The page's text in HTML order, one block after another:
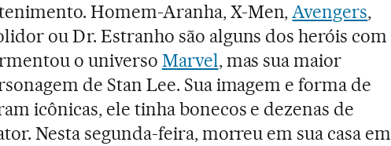
Homem-Aranha, X-Men,Avengers,
ou Dr. Estranho são alguns dos heróis com
o universo Marvel, mas sua maior
de Stan Lee. Sua imagem e forma de
icônicas, ele tinha bonecos e dezenas de
Nesta segunda-feira, morreu em sua casa em